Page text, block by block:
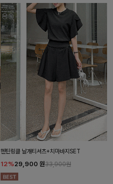
헨틴링클 날개티셔츠+치마바지SET
12%29,900 원33,900원